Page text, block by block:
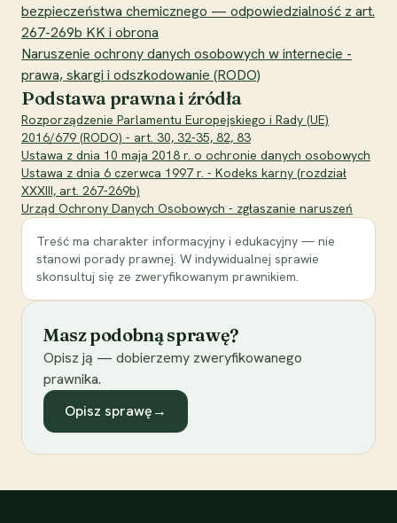
bezpieczeństwa chemicznego — odpowiedzialność z art.
267-269b KK i obrona
Naruszenie ochrony danych osobowych w internecie -
prawa, skargi i odszkodowanie (RODO)
Podstawa prawna i źródła
Rozporządzenie Parlamentu Europejskiego i Rady (UE)
2016/679 (RODO) - art. 30, 32-35, 82, 83
Ustawa z dnia 10 maja 2018 r. o ochronie danych osobowych
Ustawa z dnia 6 czerwca 1997 r. - Kodeks karny (rozdział
XXXIII, art. 267-269b)
Urząd Ochrony Danych Osobowych - zgłaszanie naruszeń
Treść ma charakter informacyjny i edukacyjny — nie
stanowi porady prawnej. W indywidualnej sprawie
skonsultuj się ze zweryfikowanym prawnikiem.
Masz podobną sprawę?
Opisz ją — dobierzemy zweryfikowanego
prawnika.
Opisz sprawę→